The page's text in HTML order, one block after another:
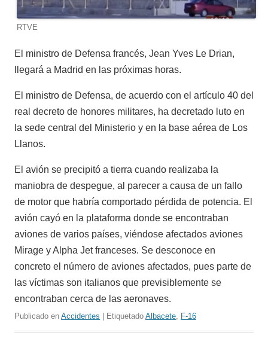
RTVE
El ministro de Defensa francés, Jean Yves Le Drian,
llegará a Madrid en las próximas horas.
El ministro de Defensa, de acuerdo con el artículo 40 del
real decreto de honores militares, ha decretado luto en
la sede central del Ministerio y en la base aérea de Los
Llanos.
El avión se precipitó a tierra cuando realizaba la
maniobra de despegue, al parecer a causa de un fallo
de motor que habría comportado pérdida de potencia. El
avión cayó en la plataforma donde se encontraban
aviones de varios países, viéndose afectados aviones
Mirage y Alpha Jet franceses. Se desconoce en
concreto el número de aviones afectados, pues parte de
las víctimas son italianos que previsiblemente se
encontraban cerca de las aeronaves.
Publicado en Accidentes | Etiquetado Albacete F-16